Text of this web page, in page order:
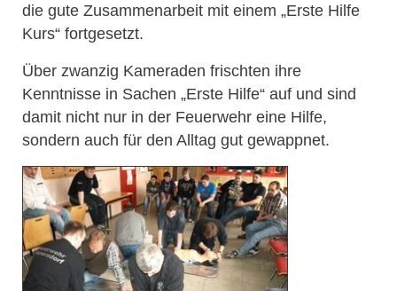
die gute Zusammenarbeit mit einem „Erste Hilfe
Kurs“ fortgesetzt.
Über zwanzig Kameraden frischten ihre
Kenntnisse in Sachen „Erste Hilfe“ auf und sind
damit nicht nur in der Feuerwehr eine Hilfe,
sondern auch für den Alltag gut gewappnet.